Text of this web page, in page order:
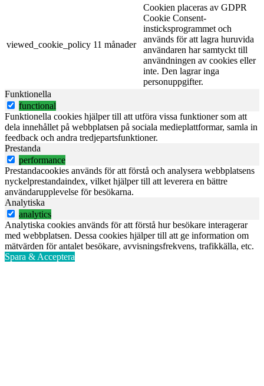
viewed_cookie_policy 11 månader
Cookien placeras av GDPR
Cookie Consent-
insticksprogrammet och
används för att lagra huruvida
användaren har samtyckt till
användningen av cookies eller
inte. Den lagrar inga
personuppgifter.
Funktionella
functional
Funktionella cookies hjälper till att utföra vissa funktioner som att
dela innehållet på webbplatsen på sociala medieplattformar, samla in
feedback och andra tredjepartsfunktioner.
Prestanda
performance
Prestandacookies används för att förstå och analysera webbplatsens
nyckelprestandaindex, vilket hjälper till att leverera en bättre
användarupplevelse för besökarna.
Analytiska
analytics
Analytiska cookies används för att förstå hur besökare interagerar
med webbplatsen. Dessa cookies hjälper till att ge information om
mätvärden för antalet besökare, avvisningsfrekvens, trafikkälla, etc.
Spara & Acceptera